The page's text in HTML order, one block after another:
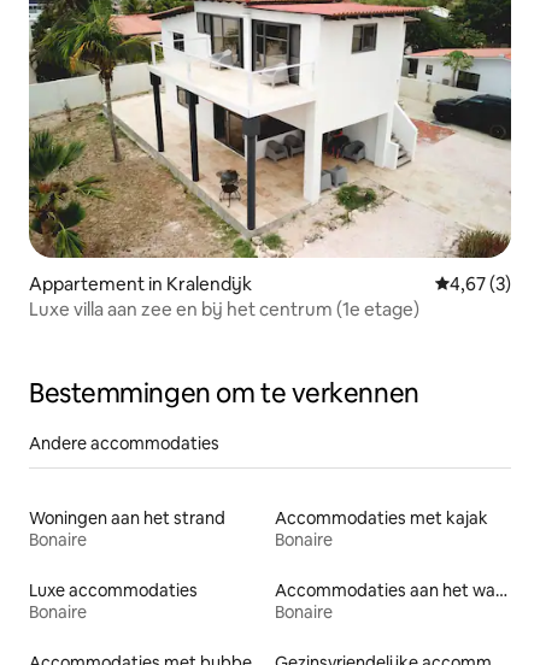
Appartement in Kralendijk
4,67 (3)
Luxe villa aan zee en bij het centrum (1e etage)
Bestemmingen om te verkennen
Andere accommodaties
Woningen aan het strand
Bonaire
Accommodaties met kajak
Bonaire
Luxe accommodaties
Bonaire
Accommodaties aan het water
Bonaire